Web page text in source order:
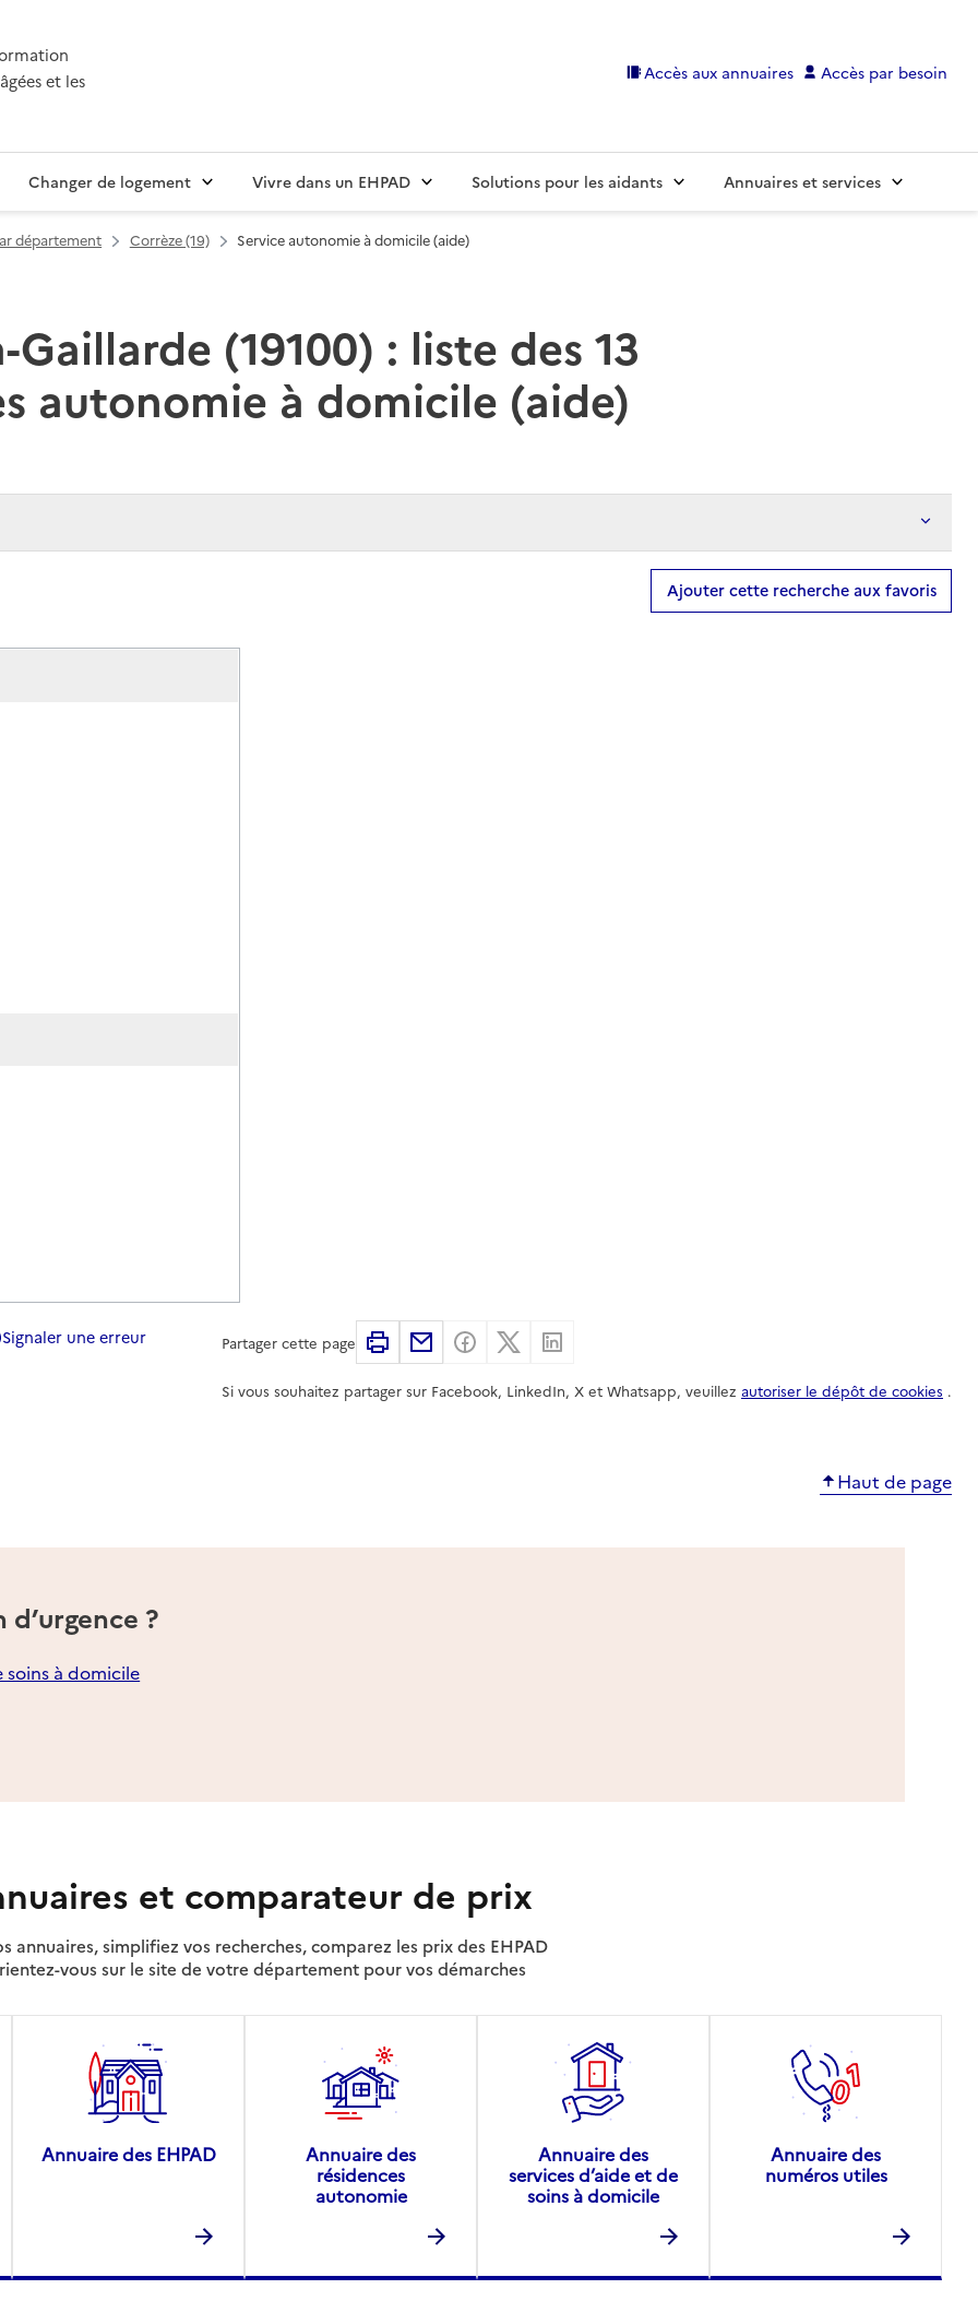
et les
Accès aux annuaires Accès par besoin
Changer de logement Vivre dans un EHPAD Solutions pour les aidants Annuaires et services
département Corrèze (19) Service autonomie à domicile (aide)
Gaillarde (19100) : liste des 13
autonomie à domicile (aide)
Ajouter cette recherche aux favoris
Signaler une erreur Partager cette page ImprimerPartager par email
Partager sur Facebook
Partager sur X
Si vous souhaitez partager sur Facebook, LinkedIn, X et Whatsapp, veuillez autoriser le dépôt de cookies .
Haut de page
?
soins à domicile
et comparateur de prix
annuaires, simplifiez vos recherches, comparez les prix des EHPAD
vous sur le site de votre département pour vos démarches
Annuaire des EHPAD
Annuaire des
résidences
autonomie
Annuaire des
services d’aide et de
soins à domicile
Annuaire des
numéros utiles